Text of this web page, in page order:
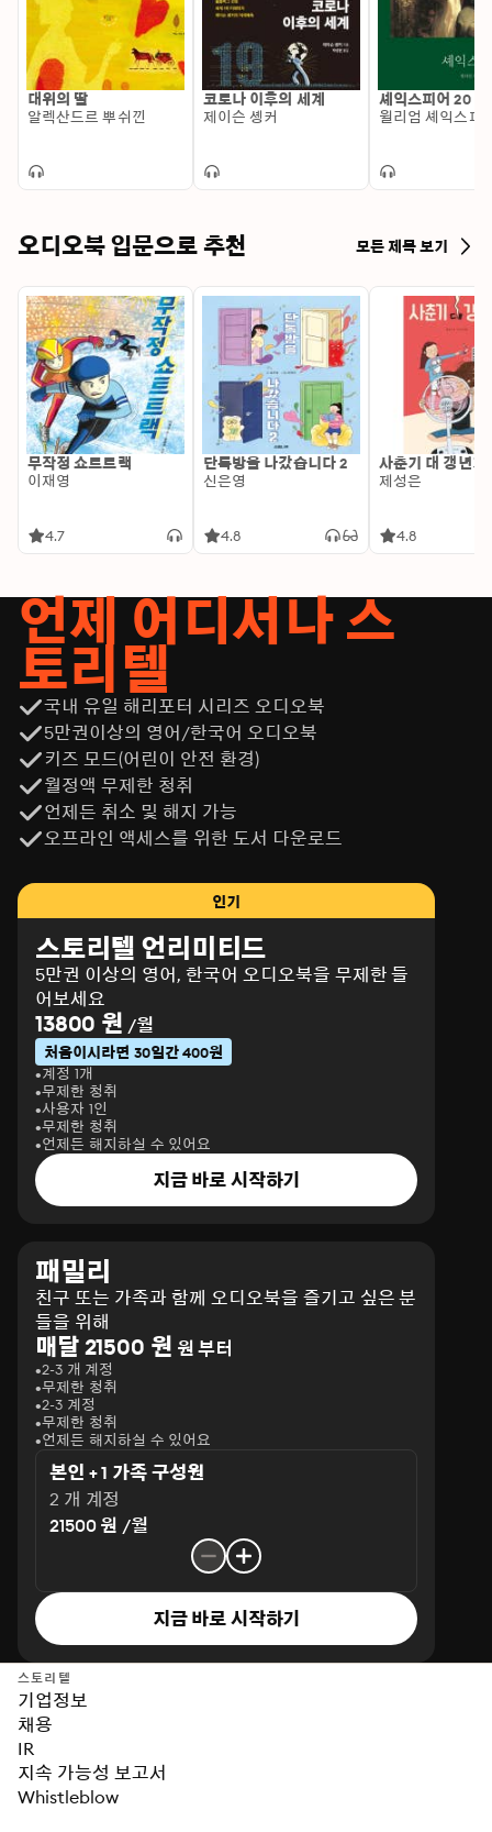
대위의 딸
알렉산드르 뿌쉬낀
코로나 이후의 세계
제이슨 솅커
셰익스피어 20
윌리엄 셰익스피
오디오북 입문으로 추천 모든 제목 보기
무작정 쇼트트랙
이재영
4.7
단톡방을 나갔습니다 2
신은영
4.8
사춘기 대 갱년기
제성은
4.8
언제 어디서나 스
토리텔
국내 유일 해리포터 시리즈 오디오북
5만권이상의 영어/한국어 오디오북
키즈 모드(어린이 안전 환경)
월정액 무제한 청취
언제든 취소 및 해지 가능
오프라인 액세스를 위한 도서 다운로드
인기
스토리텔 언리미티드
5만권 이상의 영어, 한국어 오디오북을 무제한 들
어보세요
13800 원 /월
처음이시라면 30일간 400원
계정 1개
무제한 청취
사용자 1인
무제한 청취
언제든 해지하실 수 있어요
지금 바로 시작하기
패밀리
친구 또는 가족과 함께 오디오북을 즐기고 싶은 분
들을 위해
매달 21500 원 원 부터
2-3 개 계정
무제한 청취
2-3 계정
무제한 청취
언제든 해지하실 수 있어요
본인 + 1 가족 구성원
2 개 계정
21500 원 /월
지금 바로 시작하기
스토리텔
기업정보
채용
IR
지속 가능성 보고서
Whistleblow